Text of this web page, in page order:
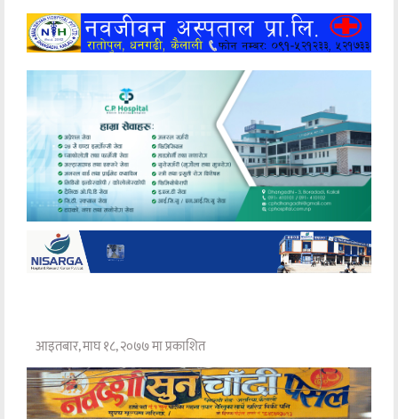
खेलकुद
मनोरञ्जन
अन्य
आइतबार, माघ १८, २०७७ मा प्रकाशित